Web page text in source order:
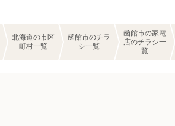
北海道の市区
町村一覧
函館市のチラ
シ一覧
函館市の家電
店のチラシ一
覧